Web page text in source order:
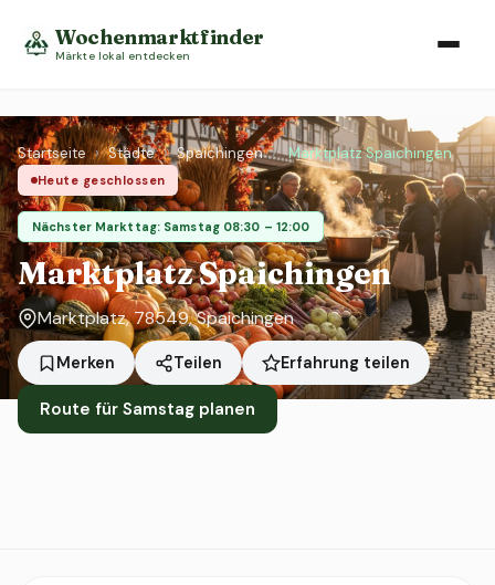
Wochenmarktfinder
Märkte lokal entdecken
Startseite › Städte › Spaichingen › Marktplatz Spaichingen
Heute geschlossen
Nächster Markttag: Samstag 08:30 – 12:00
Marktplatz Spaichingen
Marktplatz, 78549, Spaichingen
Merken Teilen Erfahrung teilen
Route für Samstag planen